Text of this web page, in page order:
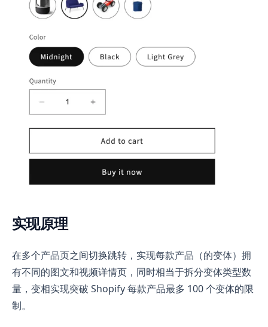
实现原理
在多个产品页之间切换跳转，实现每款产品（的变体）拥
有不同的图文和视频详情页，同时相当于拆分变体类型数
量，变相实现突破 Shopify 每款产品最多 100 个变体的限
制。